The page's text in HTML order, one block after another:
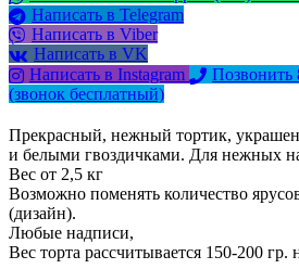
Написать в Telegram
Написать в Viber
Написать в VK
Написать в Instagram
Позвонить
(звонок бесплатный)
Прекрасный, нежный тортик,
и белыми гвоздичками. Для нежных
Вес от 2,5 кг
Возможно поменять количество
(дизайн).
Любые надписи,
Вес торта рассчитывается 150-200 гр.